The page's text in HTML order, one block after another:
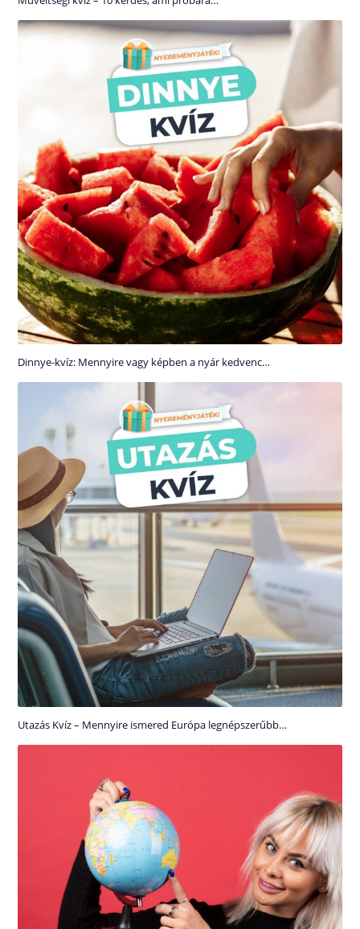
Dinnye-kvíz: Mennyire vagy képben a nyár kedvenc…
Utazás Kvíz – Mennyire ismered Európa legnépszerűbb…